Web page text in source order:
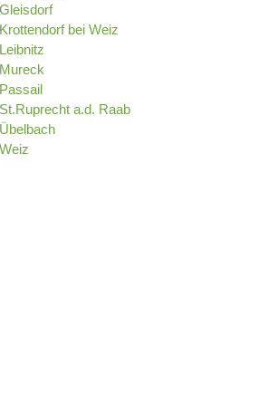
Gleisdorf
Krottendorf bei Weiz
Leibnitz
Mureck
Passail
St.Ruprecht a.d. Raab
Übelbach
Weiz